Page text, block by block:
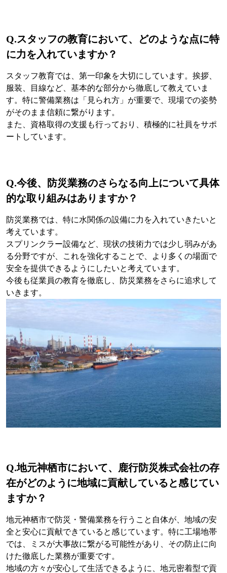
Q.スタッフの教育において、どのような点に特
に力を入れていますか？
スタッフ教育では、第一印象を大切にしています。挨拶、
服装、目線など、基本的な部分から徹底して教えていま
す。特に警備業務は「見られ方」が重要で、現場での姿勢
がそのまま信頼に繋がります。
また、資格取得の支援も行っており、積極的に社員をサポ
ートしています。
Q.今後、防災業務のさらなる向上について具体
的な取り組みはありますか？
防災業務では、特に水関係の設備に力を入れていきたいと
考えています。
スプリンクラー設備など、現状の技術力では少し弱みがあ
る分野ですが、これを強化することで、より多くの場面で
安全を提供できるようにしたいと考えています。
今後も従業員の教育を徹底し、防災業務をさらに追求して
いきます。
Q.地元神栖市において、鹿行防災株式会社の存
在がどのように地域に貢献していると感じてい
ますか？
地元神栖市で防災・警備業務を行うこと自体が、地域の安
全と安心に貢献できていると感じています。特に工場地帯
では、ミスが大事故に繋がる可能性があり、その防止に向
けた徹底した業務が重要です。
地域の方々が安心して生活できるように、地元密着型で貢